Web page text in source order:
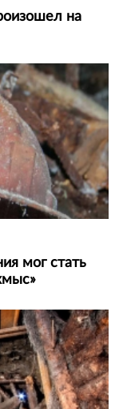
на
мог стать